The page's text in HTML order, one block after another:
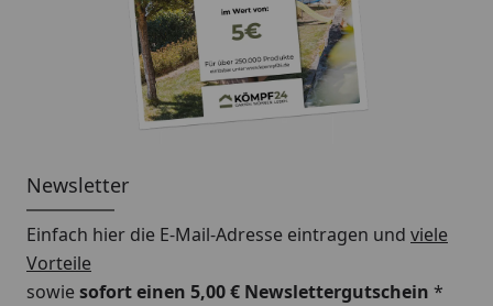
Montageanleitung Wulstrinne Typ 300
(Rinnenbreite 125 mm)
Newsletter
Einfach hier die E-Mail-Adresse eintragen und viele
Vorteile
sowiesofort einen 5,00 € Newslettergutschein *